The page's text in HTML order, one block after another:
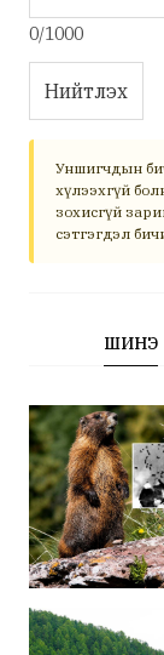
0/1000
Нийтлэх
Уншигчдын
хүлээхгүй
зохисгүй
сэтгэгдэл
ШИНЭ